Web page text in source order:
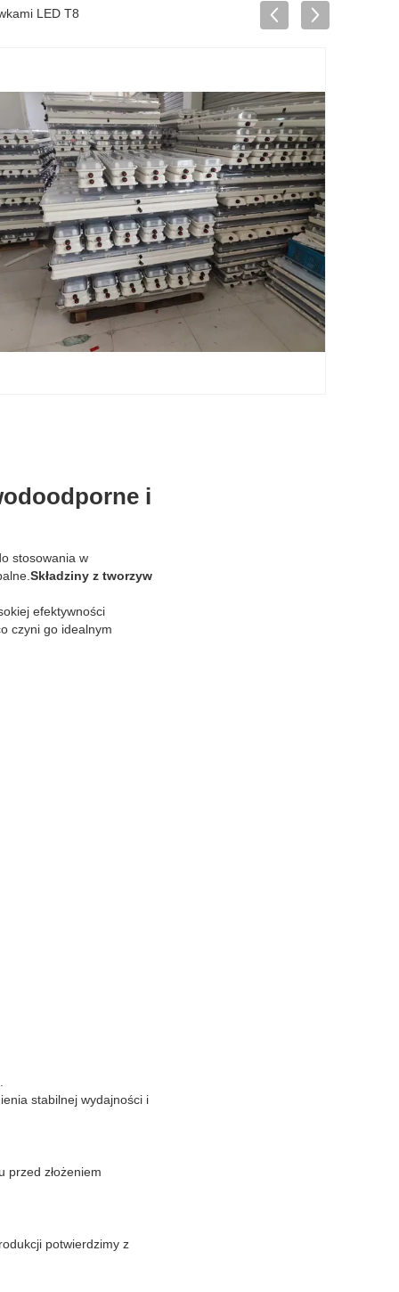
LED T8
i
stosowania w
Składziny z tworzyw
efektywności
czyni go idealnym
stabilnej wydajności i
przed złożeniem
potwierdzimy z